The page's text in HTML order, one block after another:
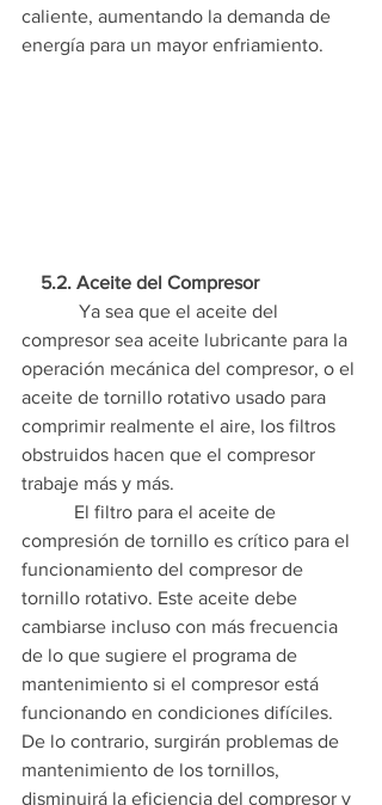
caliente, aumentando la demanda de
energía para un mayor enfriamiento.
    5.2. Aceite del Compresor
compresor sea aceite lubricante para la
operación mecánica del compresor, o el
aceite de tornillo rotativo usado para
comprimir realmente el aire, los filtros
obstruidos hacen que el compresor
trabaje más y más.
compresión de tornillo es crítico para el
funcionamiento del compresor de
tornillo rotativo. Este aceite debe
cambiarse incluso con más frecuencia
de lo que sugiere el programa de
mantenimiento si el compresor está
funcionando en condiciones difíciles.
De lo contrario, surgirán problemas de
mantenimiento de los tornillos,
disminuirá la eficiencia del compresor y